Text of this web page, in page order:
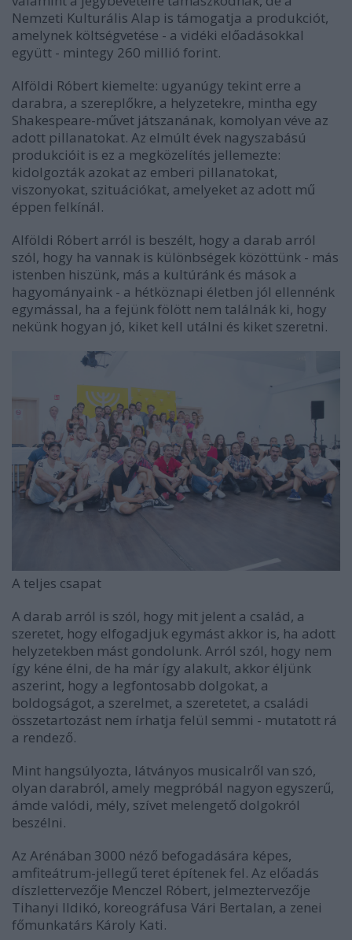
Nemzeti Kulturális Alap is támogatja a produkciót,
amelynek költségvetése - a vidéki előadásokkal
együtt - mintegy 260 millió forint.
Alföldi Róbert kiemelte: ugyanúgy tekint erre a
darabra, a szereplőkre, a helyzetekre, mintha egy
Shakespeare-művet játszanának, komolyan véve az
adott pillanatokat. Az elmúlt évek nagyszabású
produkcióit is ez a megközelítés jellemezte:
kidolgozták azokat az emberi pillanatokat,
viszonyokat, szituációkat, amelyeket az adott mű
éppen felkínál.
Alföldi Róbert arról is beszélt, hogy a darab arról
szól, hogy ha vannak is különbségek közöttünk - más
istenben hiszünk, más a kultúránk és mások a
hagyományaink - a hétköznapi életben jól ellennénk
egymással, ha a fejünk fölött nem találnák ki, hogy
nekünk hogyan jó, kiket kell utálni és kiket szeretni.
A teljes csapat
A darab arról is szól, hogy mit jelent a család, a
szeretet, hogy elfogadjuk egymást akkor is, ha adott
helyzetekben mást gondolunk. Arról szól, hogy nem
így kéne élni, de ha már így alakult, akkor éljünk
aszerint, hogy a legfontosabb dolgokat, a
boldogságot, a szerelmet, a szeretetet, a családi
összetartozást nem írhatja felül semmi - mutatott rá
a rendező.
Mint hangsúlyozta, látványos musicalről van szó,
olyan darabról, amely megpróbál nagyon egyszerű,
ámde valódi, mély, szívet melengető dolgokról
beszélni.
Az Arénában 3000 néző befogadására képes,
amfiteátrum-jellegű teret építenek fel. Az előadás
díszlettervezője Menczel Róbert, jelmeztervezője
Tihanyi Ildikó, koreográfusa Vári Bertalan, a zenei
főmunkatárs Károly Kati.